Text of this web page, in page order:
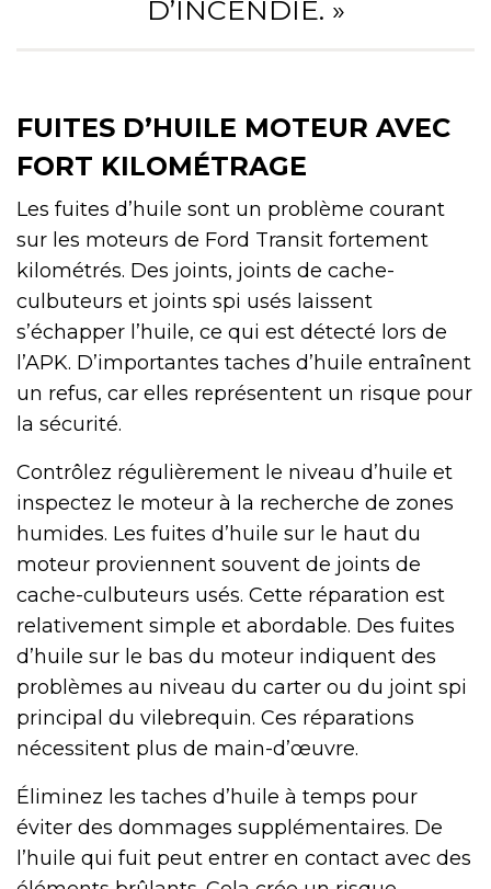
D’INCENDIE. »
FUITES D’HUILE MOTEUR AVEC
FORT KILOMÉTRAGE
Les fuites d’huile sont un problème courant
sur les moteurs de Ford Transit fortement
kilométrés. Des joints, joints de cache-
culbuteurs et joints spi usés laissent
s’échapper l’huile, ce qui est détecté lors de
l’APK. D’importantes taches d’huile entraînent
un refus, car elles représentent un risque pour
la sécurité.
Contrôlez régulièrement le niveau d’huile et
inspectez le moteur à la recherche de zones
humides. Les fuites d’huile sur le haut du
moteur proviennent souvent de joints de
cache-culbuteurs usés. Cette réparation est
relativement simple et abordable. Des fuites
d’huile sur le bas du moteur indiquent des
problèmes au niveau du carter ou du joint spi
principal du vilebrequin. Ces réparations
nécessitent plus de main-d’œuvre.
Éliminez les taches d’huile à temps pour
éviter des dommages supplémentaires. De
l’huile qui fuit peut entrer en contact avec des